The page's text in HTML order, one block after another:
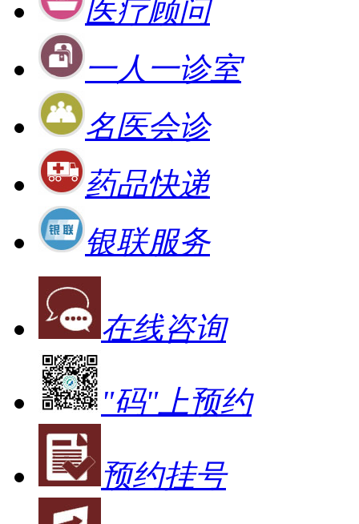
医疗顾问
一人一诊室
名医会诊
药品快递
银联服务
在线咨询
"码"上预约
预约挂号